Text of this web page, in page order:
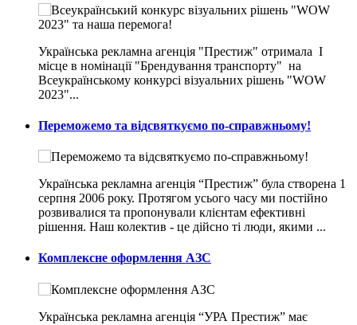
Українська рекламна агенція "Престиж" отримала I
місце в номінації "Брендування транспорту" на
Всеукраїнському конкурсі візуальних рішень "WOW
2023"...
Переможемо та відсвяткуємо по-справжньому!
Українська рекламна агенція “Престиж” була створена 1
серпня 2006 року. Протягом усього часу ми постійно
розвивалися та пропонували клієнтам ефективні
рішення. Наш колектив - це дійсно ті люди, якими ...
Комплексне оформлення АЗС
Українська рекламна агенція “УРА Престиж” має